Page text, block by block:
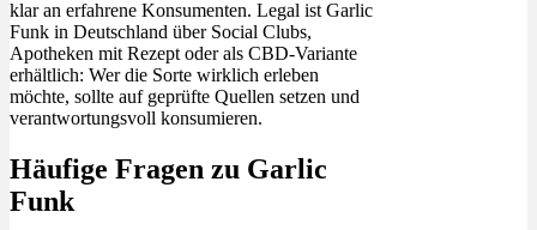
klar an erfahrene Konsumenten. Legal ist Garlic
Funk in Deutschland über Social Clubs,
Apotheken mit Rezept oder als CBD-Variante
erhältlich: Wer die Sorte wirklich erleben
möchte, sollte auf geprüfte Quellen setzen und
verantwortungsvoll konsumieren.
Häufige Fragen zu Garlic
Funk